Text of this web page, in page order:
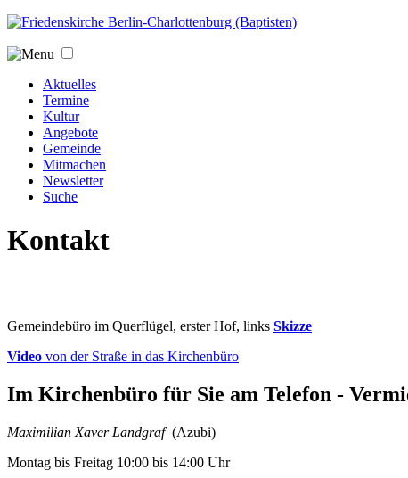
Jump to navigation
Aktuelles
Termine
Kultur
Angebote
Gemeinde
Mitmachen
Newsletter
Suche
Kontakt
Gemeindebüro im Querflügel, erster Hof, links Skizze
Video von der Straße in das Kirchenbüro
Im Kirchenbüro für Sie am Telefon -
Maximilian Xaver Landgraf(Azubi)
Montag bis Freitag 10:00 bis 14:00 Uhr